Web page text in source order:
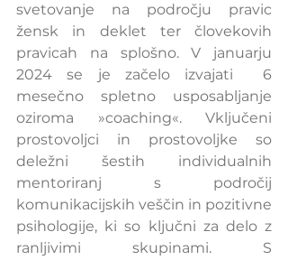
svetovanje na področju pravic
žensk in deklet ter človekovih
pravicah na splošno. V januarju
2024 se je začelo izvajati  6
mesečno spletno usposabljanje
oziroma »coaching«. Vključeni
prostovoljci in prostovoljke so
deležni šestih individualnih
mentoriranj s področij
komunikacijskih veščin in pozitivne
psihologije, ki so ključni za delo z
ranljivimi skupinami. S